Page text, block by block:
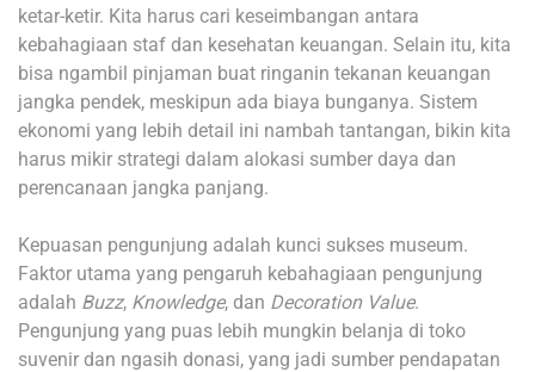
ketar-ketir. Kita harus cari keseimbangan antara
kebahagiaan staf dan kesehatan keuangan. Selain itu, kita
bisa ngambil pinjaman buat ringanin tekanan keuangan
jangka pendek, meskipun ada biaya bunganya. Sistem
ekonomi yang lebih detail ini nambah tantangan, bikin kita
harus mikir strategi dalam alokasi sumber daya dan
perencanaan jangka panjang.
Kepuasan pengunjung adalah kunci sukses museum.
Faktor utama yang pengaruh kebahagiaan pengunjung
adalah Buzz, Knowledge, dan Decoration Value.
Pengunjung yang puas lebih mungkin belanja di toko
suvenir dan ngasih donasi, yang jadi sumber pendapatan